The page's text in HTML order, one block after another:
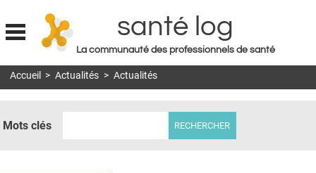
Jump to navigation
santé log
La communauté des professionnels de santé
MON COMPTE
Accueil > Actualités > Actualités
Mots clés